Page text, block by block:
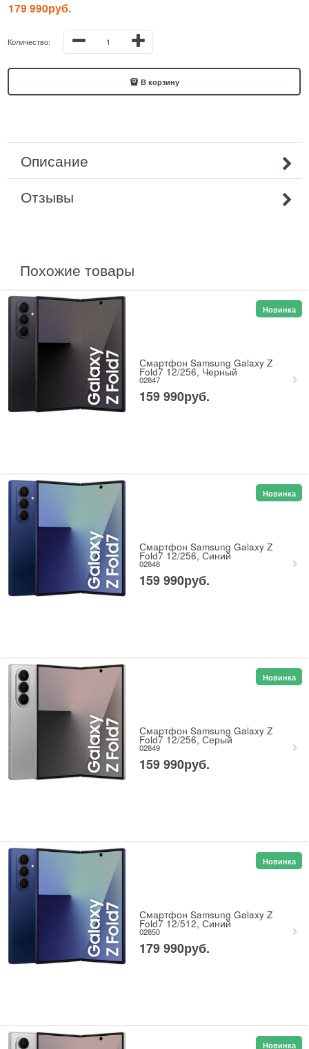
179 990руб.
Количество:
В корзину
Описание
Отзывы
похожие товары
Смартфон Samsung Galaxy Z
Fold7 12/256, Черный
02847
159 990руб.
Новинка
Смартфон Samsung Galaxy Z
Fold7 12/256, Синий
02848
159 990руб.
Новинка
Смартфон Samsung Galaxy Z
Fold7 12/256, Серый
02849
159 990руб.
Новинка
Смартфон Samsung Galaxy Z
Fold7 12/512, Синий
02850
179 990руб.
Новинка
Новинка